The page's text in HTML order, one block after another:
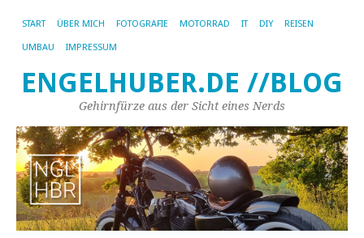
START ÜBER MICH FOTOGRAFIE MOTORRAD IT DIY REISEN
UMBAU IMPRESSUM
ENGELHUBER.DE //BLOG
Gehirnfürze aus der Sicht eines Nerds